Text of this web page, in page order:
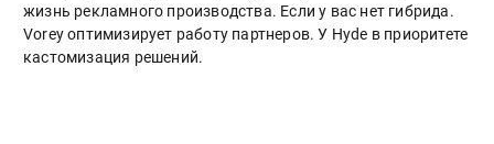
жизнь рекламного производства. Если у вас нет гибрида.
Vorey оптимизирует работу партнеров. У Hyde в приоритете
кастомизация решений.